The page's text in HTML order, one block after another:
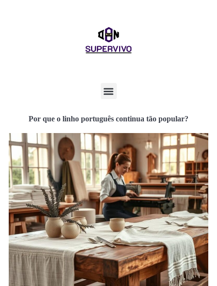
Por que o linho português continua tão popular?